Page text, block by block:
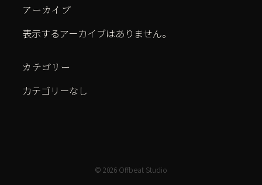
アーカイブ
表示するアーカイブはありません。
カテゴリー
カテゴリーなし
© 2026 Offbeat Studio